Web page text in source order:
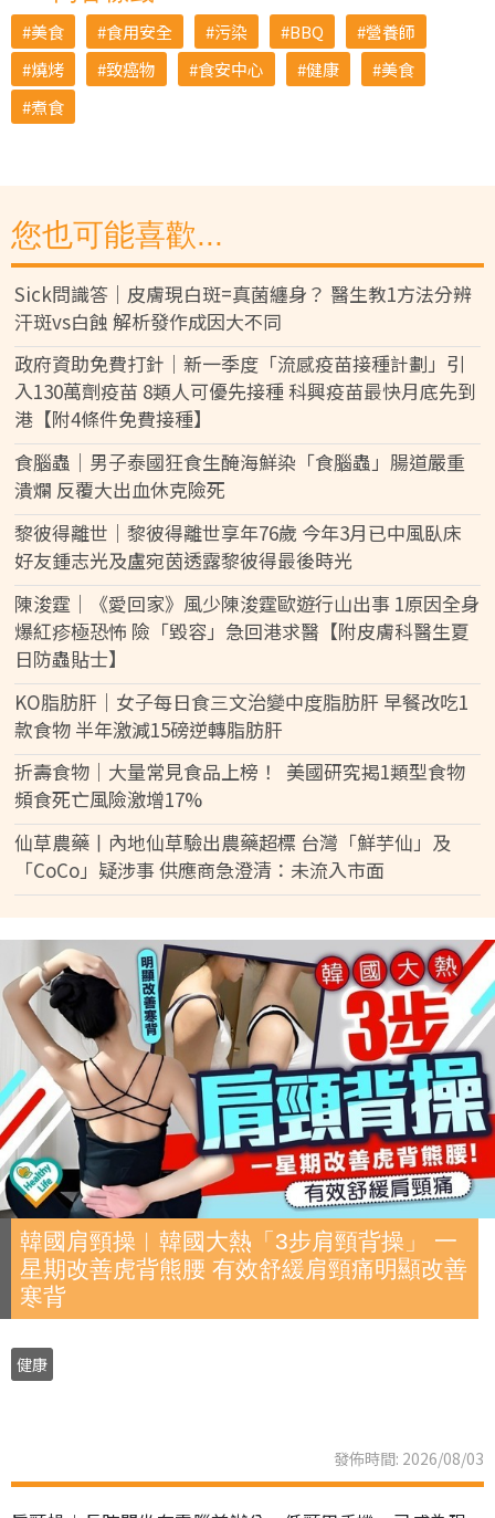
美食 食用安全 污染 BBQ
營養師
燒烤
致癌物 食安中心 健康
美食
煮食
您也可能喜歡...
Sick問識答｜皮膚現白斑=真菌纏身？ 醫生教1方法分辨
汗斑vs白蝕 解析發作成因大不同
政府資助免費打針｜新一季度「流感疫苗接種計劃」引
入130萬劑疫苗 8類人可優先接種 科興疫苗最快月底先到
港【附4條件免費接種】
食腦蟲｜男子泰國狂食生醃海鮮染「食腦蟲」腸道嚴重
潰爛 反覆大出血休克險死
黎彼得離世｜黎彼得離世享年76歲 今年3月已中風臥床
好友鍾志光及盧宛茵透露黎彼得最後時光
陳浚霆｜《愛回家》風少陳浚霆歐遊行山出事 1原因全身
爆紅疹極恐怖 險「毀容」急回港求醫【附皮膚科醫生夏
日防蟲貼士】
KO脂肪肝｜女子每日食三文治變中度脂肪肝 早餐改吃1
款食物 半年激減15磅逆轉脂肪肝
折壽食物｜大量常見食品上榜！ 美國研究揭1類型食物
頻食死亡風險激增17%
仙草農藥丨內地仙草驗出農藥超標 台灣「鮮芋仙」及
「CoCo」疑涉事 供應商急澄清：未流入市面
韓國肩頸操︱韓國大熱「3步肩頸背操」 一
星期改善虎背熊腰 有效舒緩肩頸痛明顯改善
寒背
健康
發佈時間: 2026/08/03